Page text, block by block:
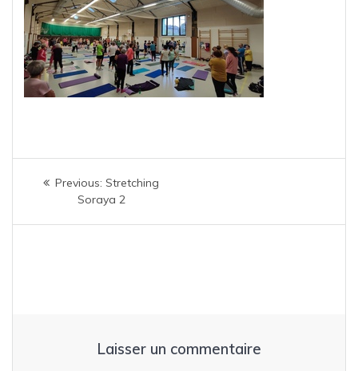
Navigation
Previous: Previous
post:
Stretching
Soraya 2
Laisser un commentaire